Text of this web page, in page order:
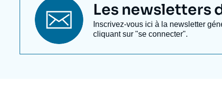
Titre
newsletter
Les newsletters
Texte
Newsletter
Inscrivez-vous ici à la newsletter
cliquant sur "se connecter".